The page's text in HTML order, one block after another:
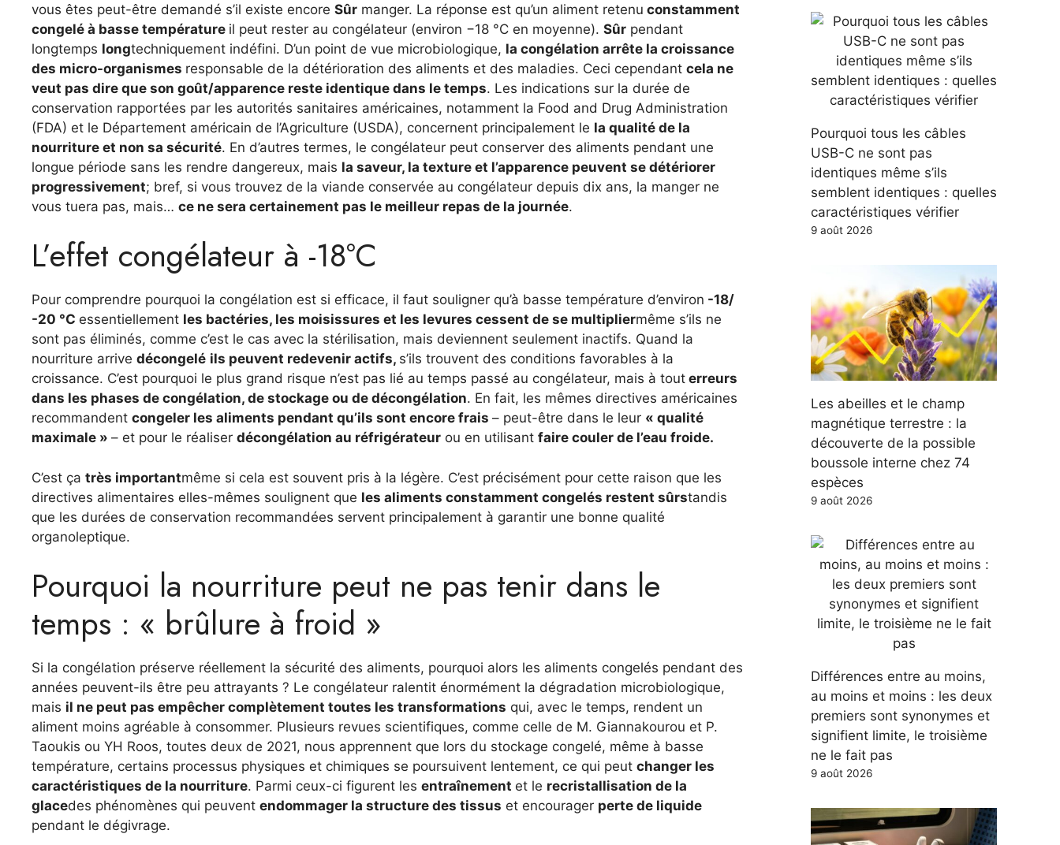
vous êtes peut-être demandé s’il existe encore Sûr manger. La réponse est qu’un aliment retenu constamment
congelé à basse température il peut rester au congélateur (environ −18 °C en moyenne). Sûr pendant
longtemps longtechniquement indéfini. D’un point de vue microbiologique, la congélation arrête la croissance
des micro-organismes responsable de la détérioration des aliments et des maladies. Ceci cependant cela ne
veut pas dire que son goût/apparence reste identique dans le temps. Les indications sur la durée de
conservation rapportées par les autorités sanitaires américaines, notamment la Food and Drug Administration
(FDA) et le Département américain de l’Agriculture (USDA), concernent principalement le la qualité de la
nourriture et non sa sécurité. En d’autres termes, le congélateur peut conserver des aliments pendant une
longue période sans les rendre dangereux, mais la saveur, la texture et l’apparence peuvent se détériorer
progressivement; bref, si vous trouvez de la viande conservée au congélateur depuis dix ans, la manger ne
vous tuera pas, mais… ce ne sera certainement pas le meilleur repas de la journée.
L’effet congélateur à -18°C
Pour comprendre pourquoi la congélation est si efficace, il faut souligner qu’à basse température d’environ -18/
-20 °C essentiellement les bactéries, les moisissures et les levures cessent de se multipliermême s’ils ne
sont pas éliminés, comme c’est le cas avec la stérilisation, mais deviennent seulement inactifs. Quand la
nourriture arrive décongelé ils peuvent redevenir actifs, s’ils trouvent des conditions favorables à la
croissance. C’est pourquoi le plus grand risque n’est pas lié au temps passé au congélateur, mais à tout erreurs
dans les phases de congélation, de stockage ou de décongélation. En fait, les mêmes directives américaines
recommandent congeler les aliments pendant qu’ils sont encore frais – peut-être dans le leur « qualité
maximale » – et pour le réaliser décongélation au réfrigérateur ou en utilisant faire couler de l’eau froide.
C’est ça très importantmême si cela est souvent pris à la légère. C’est précisément pour cette raison que les
directives alimentaires elles-mêmes soulignent que les aliments constamment congelés restent sûrstandis
que les durées de conservation recommandées servent principalement à garantir une bonne qualité
organoleptique.
Pourquoi la nourriture peut ne pas tenir dans le
temps : « brûlure à froid »
Si la congélation préserve réellement la sécurité des aliments, pourquoi alors les aliments congelés pendant des
années peuvent-ils être peu attrayants ? Le congélateur ralentit énormément la dégradation microbiologique,
mais il ne peut pas empêcher complètement toutes les transformations qui, avec le temps, rendent un
aliment moins agréable à consommer. Plusieurs revues scientifiques, comme celle de M. Giannakourou et P.
Taoukis ou YH Roos, toutes deux de 2021, nous apprennent que lors du stockage congelé, même à basse
température, certains processus physiques et chimiques se poursuivent lentement, ce qui peut changer les
caractéristiques de la nourriture. Parmi ceux-ci figurent les entraînement et le recristallisation de la
glacedes phénomènes qui peuvent endommager la structure des tissus et encourager perte de liquide
pendant le dégivrage.
Pourquoi tous les câbles
USB-C ne sont pas
identiques même s’ils
semblent identiques : quelles
caractéristiques vérifier
9 août 2026
Les abeilles et le champ
magnétique terrestre : la
découverte de la possible
boussole interne chez 74
espèces
9 août 2026
Différences entre au moins,
au moins et moins : les deux
premiers sont synonymes et
signifient limite, le troisième
ne le fait pas
9 août 2026